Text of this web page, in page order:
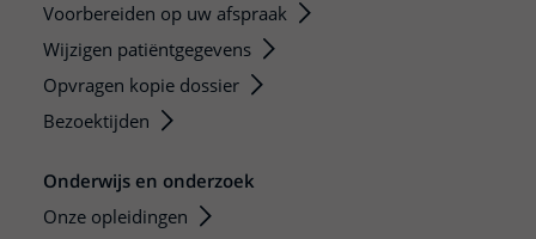
Voorbereiden op uw afspraak
Wijzigen patiëntgegevens
Opvragen kopie dossier
Bezoektijden
Onderwijs en onderzoek
Onze opleidingen